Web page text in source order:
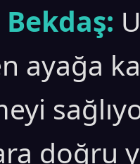
ayağa
doğru